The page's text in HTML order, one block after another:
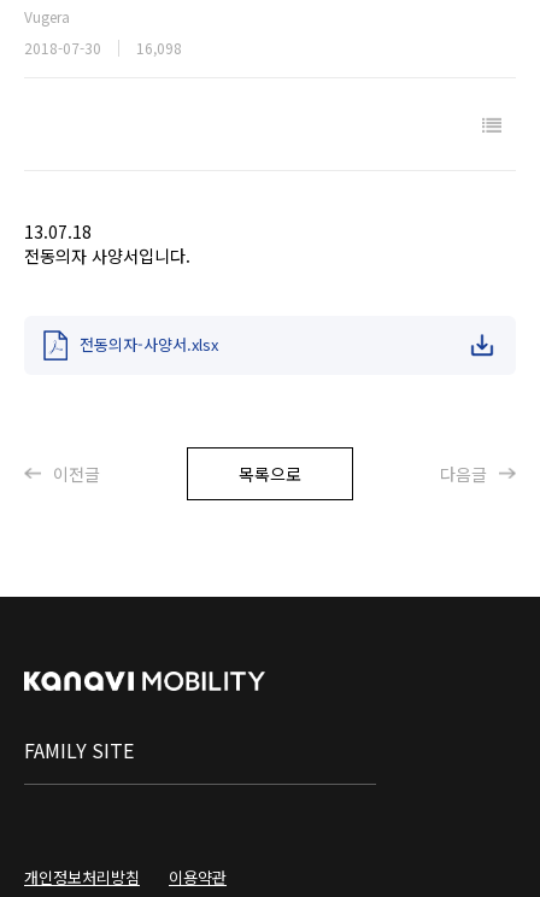
Vugera
2018-07-30
16,098
13.07.18
전동의자 사양서입니다.
전동의자-사양서.xlsx
이전글 목록으로 다음글
FAMILY SITE
개인정보처리방침 이용약관